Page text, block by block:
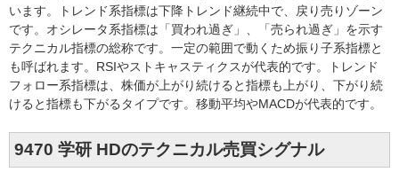
います。トレンド系指標は下降トレンド継続中で、戻り売りゾーン
です。オシレータ系指標は「買われ過ぎ」、「売られ過ぎ」を示す
テクニカル指標の総称です。一定の範囲で動くため振り子系指標と
も呼ばれます。RSIやストキャスティクスが代表的です。トレンド
フォロー系指標は、株価が上がり続けると指標も上がり、下がり続
けると指標も下がるタイプです。移動平均やMACDが代表的です。
9470 学研 HDのテクニカル売買シグナル